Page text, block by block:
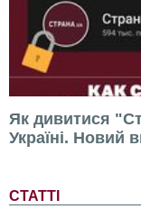
Як дивитися
Україні. Новий
СТАТТІ